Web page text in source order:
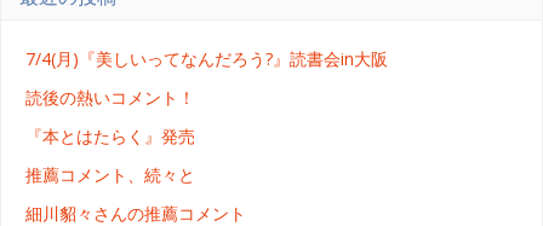
7/4(月)『美しいってなんだろう?』読書会in大阪
読後の熱いコメント！
『本とはたらく』発売
推薦コメント、続々と
細川貂々さんの推薦コメント